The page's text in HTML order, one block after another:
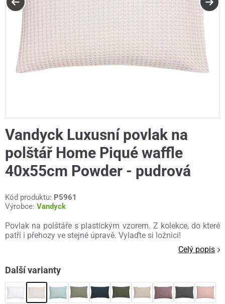
Vandyck Luxusní povlak na
polštář Home Piqué waffle
40x55cm Powder - pudrová
Kód produktu: P5961
Výrobce: Vandyck
Povlak na polštáře s plastickým vzorem. Z kolekce, do které
patří i přehozy ve stejné úpravě. Vylaďte si ložnici!
Celý popis
Další varianty